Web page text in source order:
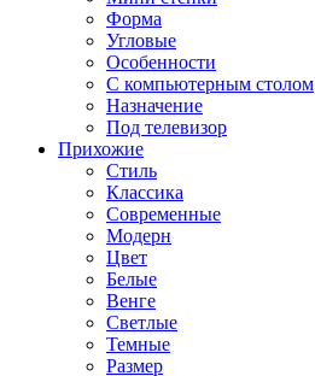
Форма
Угловые
Особенности
С компьютерным столом
Назначение
Под телевизор
Прихожие
Стиль
Классика
Современные
Модерн
Цвет
Белые
Венге
Светлые
Темные
Размер